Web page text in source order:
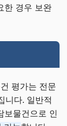
한 경우 보완
평가는 전문
니다. 일반적
보물건으로 인